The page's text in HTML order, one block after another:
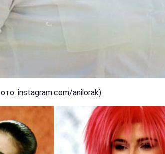
instagram.com/anilorak)